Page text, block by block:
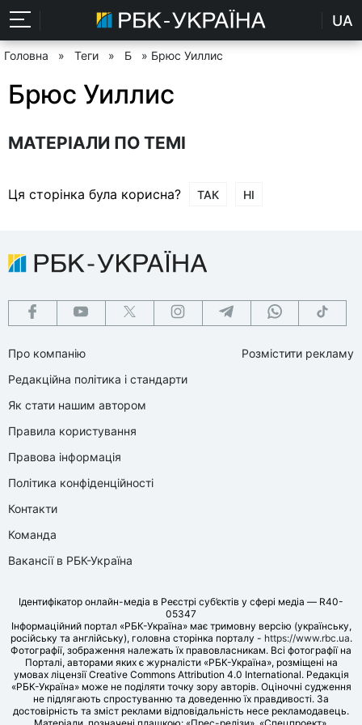
UA
Головна » Теги » Б » Брюс Уиллис
Брюс Уиллис
МАТЕРІАЛИ ПО ТЕМІ
Ця сторінка була корисна? ТАК НІ
Про компанію
Редакційна політика і стандарти
Як стати нашим автором
Правила користування
Правова інформація
Політика конфіденційності
Контакти
Команда
Вакансії в РБК-Україна
Розмістити рекламу
Ідентифікатор онлайн-медіа в Реєстрі суб’єктів у сфері медіа — R40-
05347
Інформаційний портал «РБК-Україна» має тримовну версію (українську,
російську та англійську), головна сторінка порталу - https://www.rbc.ua.
Фотографії, зображення належать їх правовласникам. Всі фотографії на
Порталі, авторами яких є журналісти «РБК-Україна», розміщені на
умовах ліцензії Creative Commons Attribution 4.0 International. Редакція
«РБК-Україна» може не поділяти точку зору авторів. Оціночні судження
не підлягають спростуванню та доведенню їх правдивості. За
достовірність та зміст реклами відповідальність несе рекламодавець.